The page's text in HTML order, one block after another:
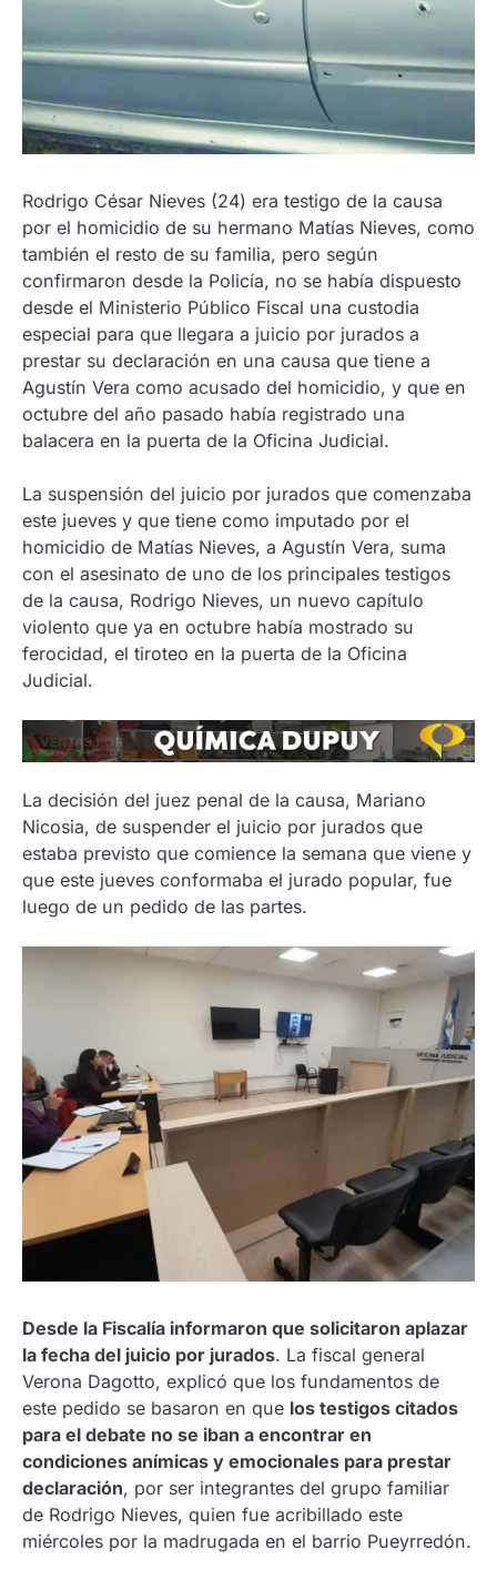
Rodrigo César Nieves (24) era testigo de la causa
por el homicidio de su hermano Matías Nieves, como
también el resto de su familia, pero según
confirmaron desde la Policía, no se había dispuesto
desde el Ministerio Público Fiscal una custodia
especial para que llegara a juicio por jurados a
prestar su declaración en una causa que tiene a
Agustín Vera como acusado del homicidio, y que en
octubre del año pasado había registrado una
balacera en la puerta de la Oficina Judicial.
La suspensión del juicio por jurados que comenzaba
este jueves y que tiene como imputado por el
homicidio de Matías Nieves, a Agustín Vera, suma
con el asesinato de uno de los principales testigos
de la causa, Rodrigo Nieves, un nuevo capítulo
violento que ya en octubre había mostrado su
ferocidad, el tiroteo en la puerta de la Oficina
Judicial.
La decisión del juez penal de la causa, Mariano
Nicosia, de suspender el juicio por jurados que
estaba previsto que comience la semana que viene y
que este jueves conformaba el jurado popular, fue
luego de un pedido de las partes.
Desde la Fiscalía informaron que solicitaron aplazar
la fecha del juicio por jurados. La fiscal general
Verona Dagotto, explicó que los fundamentos de
este pedido se basaron en que los testigos citados
para el debate no se iban a encontrar en
condiciones anímicas y emocionales para prestar
declaración, por ser integrantes del grupo familiar
de Rodrigo Nieves, quien fue acribillado este
miércoles por la madrugada en el barrio Pueyrredón.